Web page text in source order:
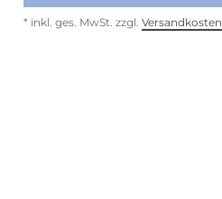
* inkl. ges. MwSt. zzgl. Versandkosten